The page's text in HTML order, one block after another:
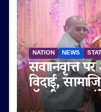
NATION NEWS
सेवानिवृत्ति
विदाई,
डॉ. बी.आर.